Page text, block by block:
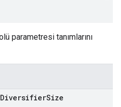
parametresi tanımlarını
DiversifierSize